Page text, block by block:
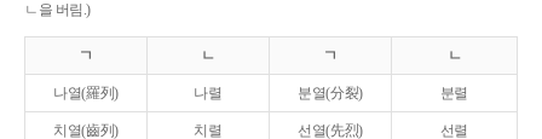
ㄴ을 버림.)
ㄱ ㄴ ㄱ ㄴ
나열(羅列) 나렬 분열(分裂) 분렬
치열(齒列) 치렬 선열(先烈) 선렬